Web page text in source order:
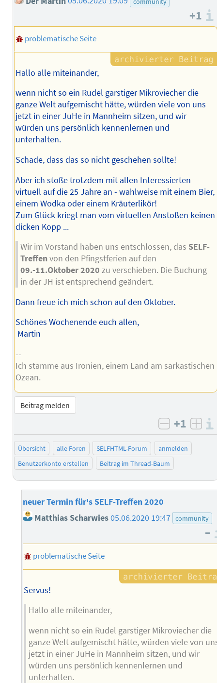
+1
problematische Seite
Hallo alle miteinander,
wenn nicht so ein Rudel garstiger Mikroviecher die
ganze Welt aufgemischt hätte, würden viele von uns
jetzt in einer JuHe in Mannheim sitzen, und wir
würden uns persönlich kennenlernen und
unterhalten.
Schade, dass das so nicht geschehen sollte!
Aber ich stoße trotzdem mit allen Interessierten
virtuell auf die 25 Jahre an - wahlweise mit einem Bier,
einem Wodka oder einem Kräuterlikör!
Zum Glück kriegt man vom virtuellen Anstoßen keinen
dicken Kopp ...
Wir im Vorstand haben uns entschlossen, das SELF-
Treffenvon den Pfingstferien auf den
09.-11.Oktober 2020 zu verschieben. Die Buchung
in der JH ist entsprechend geändert.
Dann freue ich mich schon auf den Oktober.
Schönes Wochenende euch allen,
Martin
--
Ich stamme aus Ironien, einem Land am sarkastischen
Ozean.
Beitrag melden
negativ
+1
Übersicht alle Foren SELFHTML-Forum
anmelden
Benutzerkonto erstellen
Beitrag im Thread-Baum
neuer Termin für's SELF-Treffen 2020
Matthias Scharwies05.06.2020 19:47 community
–
problematische Seite
Servus!
Hallo alle miteinander,
wenn nicht so ein Rudel garstiger Mikroviecher die
ganze Welt aufgemischt hätte, würden viele von
jetzt in einer JuHe in Mannheim sitzen, und wir
würden uns persönlich kennenlernen und
unterhalten.